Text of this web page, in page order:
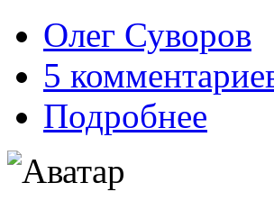
Олег Суворов
5
Подробнее